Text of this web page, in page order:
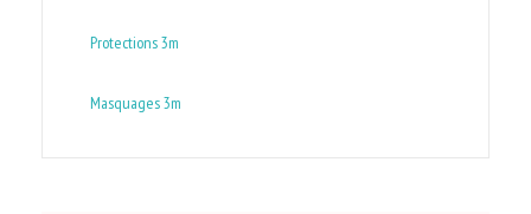
Protections 3m
Masquages 3m